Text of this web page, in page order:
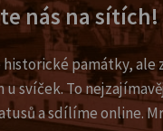
nás na sítích!
historické památky, ale
svíček. To
a sdílíme online.